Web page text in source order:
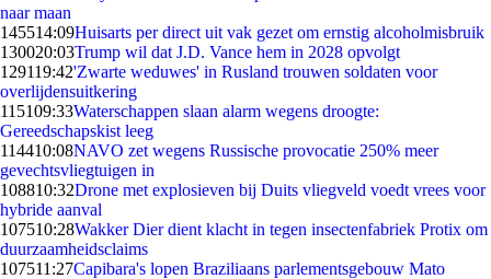
naar maan
145514:09Huisarts per direct uit vak gezet om ernstig alcoholmisbruik
130020:03Trump wil dat J.D. Vance hem in 2028 opvolgt
129119:42'Zwarte weduwes' in Rusland trouwen soldaten voor
overlijdensuitkering
115109:33Waterschappen slaan alarm wegens droogte:
Gereedschapskist leeg
114410:08NAVO zet wegens Russische provocatie 250% meer
gevechtsvliegtuigen in
108810:32Drone met explosieven bij Duits vliegveld voedt vrees voor
hybride aanval
107510:28Wakker Dier dient klacht in tegen insectenfabriek Protix om
duurzaamheidsclaims
107511:27Capibara's lopen Braziliaans parlementsgebouw Mato